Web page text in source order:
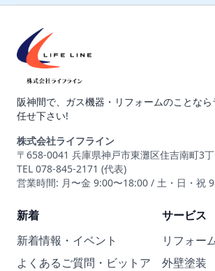
阪神間で、ガス機器・リフォームのことな
任せ下さい!
株式会社ライフライン
〒658-0041 兵庫県神戸市東灘区住吉南町3
TEL 078-845-2171 (代表)
営業時間: 月〜金 9:00〜18:00 / 土・日・祝
新着
新着情報・イベント
よくあるご質問・ビットア
サービス
リフォー
外壁塗装